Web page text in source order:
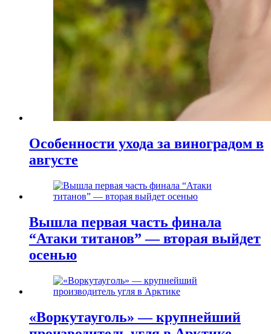
Особенности ухода за виноградом в
августе
Вышла первая часть финала
“Атаки титанов” — вторая выйдет
осенью
«Воркутауголь» — крупнейший